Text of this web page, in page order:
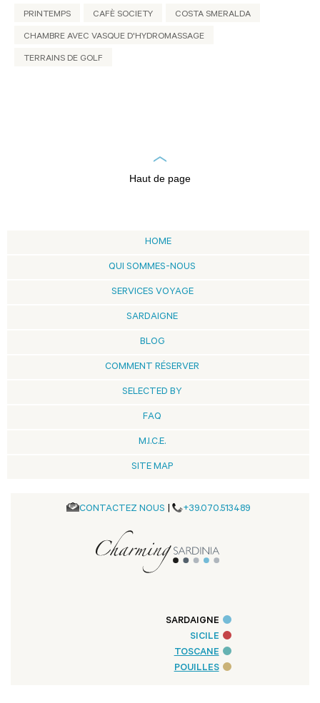
PRINTEMPS CAFÈ SOCIETY COSTA SMERALDA
CHAMBRE AVEC VASQUE D'HYDROMASSAGE
TERRAINS DE GOLF
Haut de page
HOME
QUI SOMMES-NOUS
SERVICES VOYAGE
SARDAIGNE
BLOG
COMMENT RÉSERVER
SELECTED BY
FAQ
M.I.C.E.
SITE MAP
CONTACTEZ NOUS | +39.070.513489
SARDAIGNE
SICILE
TOSCANE
POUILLES